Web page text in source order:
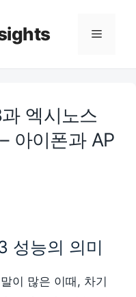
메
엑시노스
아이폰과 AP
성능의 의미
이 많은 이때, 차기